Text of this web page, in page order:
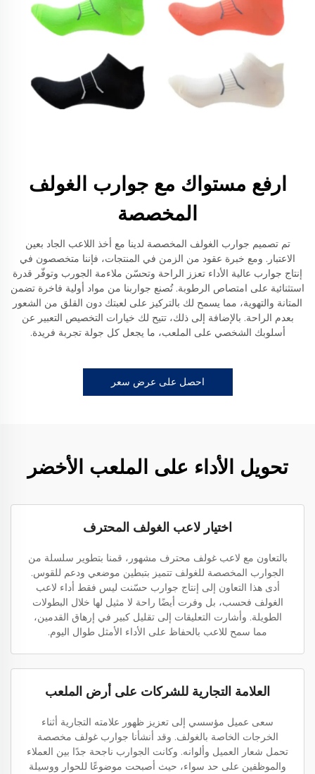
ارفع مستواك مع جوارب الغولف
المخصصة
تم تصميم جوارب الغولف المخصصة لدينا مع أخذ اللاعب الجاد بعين
الاعتبار. ومع خبرة عقود من الزمن في المنتجات، فإننا متخصصون في
إنتاج جوارب عالية الأداء تعزز الراحة وتحسّن ملاءمة الجورب وتوفّر قدرة
استثنائية على امتصاص الرطوبة. تُصنع جواربنا من مواد أولية فاخرة تضمن
المتانة والتهوية، مما يسمح لك بالتركيز على لعبتك دون القلق من الشعور
بعدم الراحة. بالإضافة إلى ذلك، تتيح لك خيارات التخصيص التعبير عن
أسلوبك الشخصي على الملعب، ما يجعل كل جولة تجربة فريدة.
احصل على عرض سعر
تحويل الأداء على الملعب الأخضر
اختيار لاعب الغولف المحترف
بالتعاون مع لاعب غولف محترف مشهور، قمنا بتطوير سلسلة من
الجوارب المخصصة للغولف تتميز بتبطين موضعي ودعم للقوس.
أدى هذا التعاون إلى إنتاج جوارب حسّنت ليس فقط أداء لاعب
الغولف فحسب، بل وفرت أيضًا راحة لا مثيل لها خلال البطولات
الطويلة. وأشارت التعليقات إلى تقليل كبير في إرهاق القدمين،
مما سمح للاعب بالحفاظ على الأداء الأمثل طوال اليوم.
العلامة التجارية للشركات على أرض الملعب
سعى عميل مؤسسي إلى تعزيز ظهور علامته التجارية أثناء
الخرجات الخاصة بالغولف. وقد أنشأنا جوارب غولف مخصصة
تحمل شعار العميل وألوانه. وكانت الجوارب ناجحة جدًا بين العملاء
والموظفين على حد سواء، حيث أصبحت موضوعًا للحوار ووسيلة